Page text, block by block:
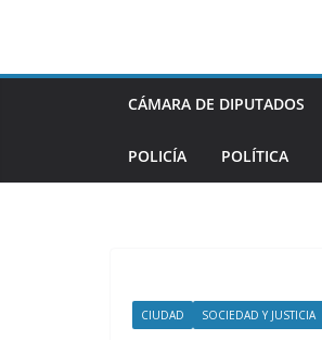
contenido
CÁMARA DE DIPUTADOS
POLICÍA POLÍTICA
CIUDAD SOCIEDAD Y JUSTICIA